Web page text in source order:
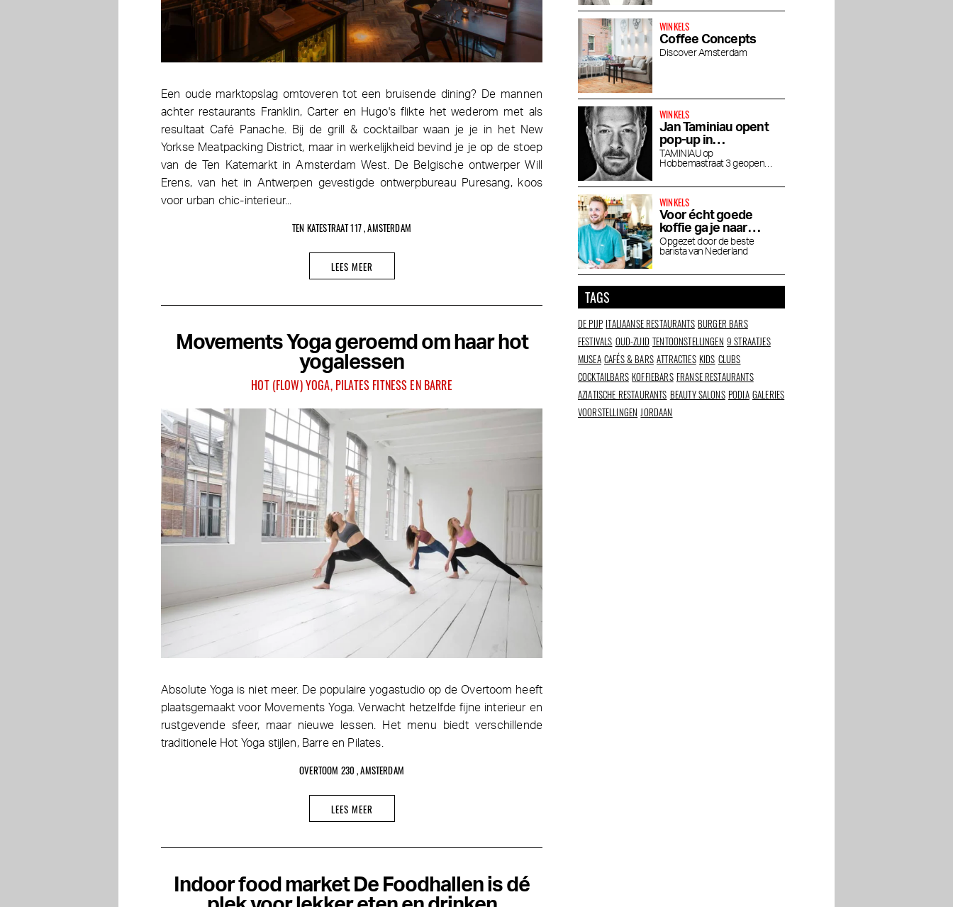
Een oude marktopslag omtoveren tot een bruisende dining? De mannen
achter restaurants Franklin, Carter en Hugo's flikte het wederom met als
resultaat Café Panache. Bij de grill & cocktailbar waan je je in het New
Yorkse Meatpacking District, maar in werkelijkheid bevind je je op de stoep
van de Ten Katemarkt in Amsterdam West. De Belgische ontwerper Will
Erens, van het in Antwerpen gevestigde ontwerpbureau Puresang, koos
voor urban chic-interieur...
TEN KATESTRAAT 117 , AMSTERDAM
LEES MEER
Movements Yoga geroemd om haar hot
yogalessen
HOT (FLOW) YOGA, PILATES FITNESS EN BARRE
Absolute Yoga is niet meer. De populaire yogastudio op de Overtoom heeft
plaatsgemaakt voor Movements Yoga. Verwacht hetzelfde fijne interieur en
rustgevende sfeer, maar nieuwe lessen. Het menu biedt verschillende
traditionele Hot Yoga stijlen, Barre en Pilates.
OVERTOOM 230 , AMSTERDAM
LEES MEER
Indoor food market De Foodhallen is dé
WINKELS
Coffee Concepts
Discover Amsterdam
WINKELS
Jan Taminiau opent
pop-up in
Museumkwartier
TAMINIAU op
Hobbemastraat 3 geopend
WINKELS
Voor écht goede
koffie ga je naar
Friedhats FUKU
Cafe
Opgezet door de beste
barista van Nederland
TAGS
DE PIJP ITALIAANSE RESTAURANTS BURGER BARS
FESTIVALS OUD-ZUID TENTOONSTELLINGEN 9 STRAATJES
MUSEA CAFÉS & BARS ATTRACTIES KIDS CLUBS
COCKTAILBARS KOFFIEBARS FRANSE RESTAURANTS
AZIATISCHE RESTAURANTS BEAUTY SALONS PODIA GALERIES
VOORSTELLINGEN JORDAAN